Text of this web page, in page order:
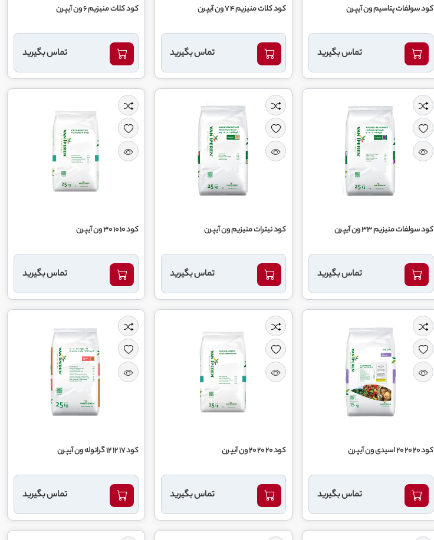
کود سولفات پتاسیم ون آیپرن
تماس بگیرید
کود کلات منیزیم 4 7 ون آیپرن
تماس بگیرید
کود کلات منیزیم 6 ون آیپرن
تماس بگیرید
کود سولفات منیزیم 33 ون آیپرن
تماس بگیرید
کود نیترات منیزیم ون آیپرن
تماس بگیرید
کود 10 10 30 ون آیپرن
تماس بگیرید
کود 20 20 20 اسیدی ون آیپرن
تماس بگیرید
کود 20 20 20 ون آیپرن
تماس بگیرید
کود 17 12 12 گرانوله ون آیپرن
تماس بگیرید